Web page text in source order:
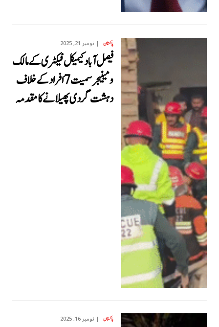
پاکستان نومبر 21, 2025
فیصل آباد کیمیکل فیکٹری کے مالک
و مینیجر سمیت 7 افراد کےخلاف
دہشت گردی پھیلانےکا مقدمہ
پاکستان نومبر 16, 2025